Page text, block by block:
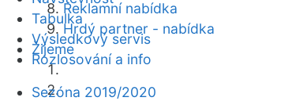
Reklamní nabídka
Hrdý partner - nabídka
Žijeme
Tabulka
Výsledkový servis
Rozlosování a info
Sezóna 2019/2020